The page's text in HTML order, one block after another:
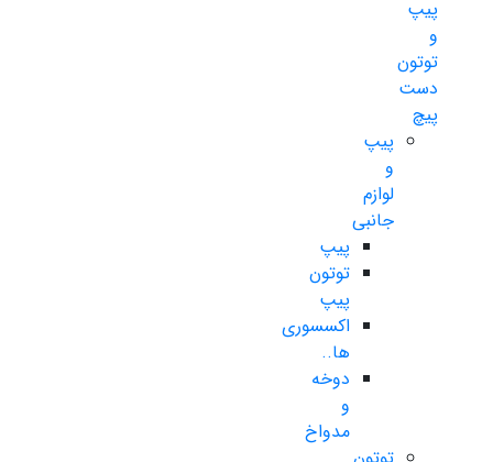
پیپ
و
توتون
دست
پیچ
پیپ
و
لوازم
جانبی
پیپ
توتون
پیپ
اکسسوری
ها..
دوخه
و
مدواخ